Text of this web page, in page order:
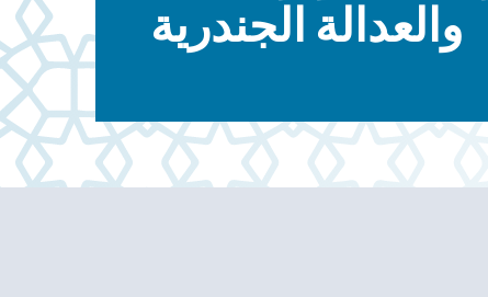
والعدالة الجندرية